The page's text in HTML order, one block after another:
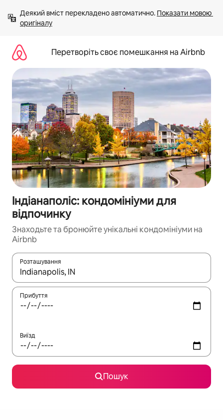
вмісту
Деякий вміст перекладено автоматично. Показати мовою
оригіналу
Перетворіть своє помешкання на Airbnb
Індіанаполіс: кондомініуми для
відпочинку
Знаходьте та бронюйте унікальні кондомініуми на
Airbnb
Розташування
Отримавши результати пошуку, використовуйте для
Прибуття
Виїзд
Пошук